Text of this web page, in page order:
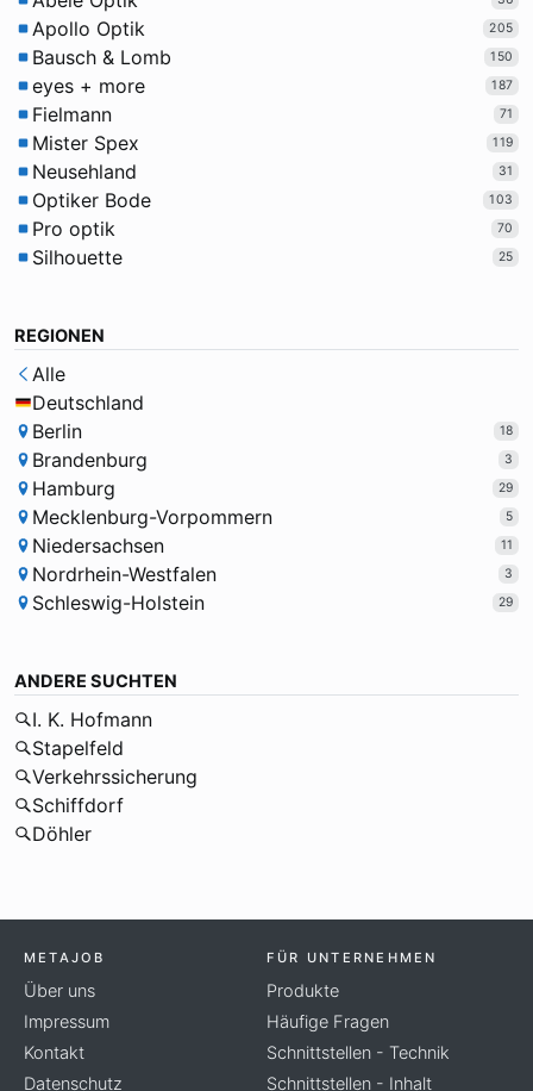
Apollo Optik 205
Bausch & Lomb 150
eyes + more 187
Fielmann 71
Mister Spex 119
Neusehland 31
Optiker Bode 103
Pro optik 70
Silhouette 25
REGIONEN
Alle
Deutschland
Berlin
18
Brandenburg 3
Hamburg 29
Mecklenburg-Vorpommern 5
Niedersachsen 11
Nordrhein-Westfalen 3
Schleswig-Holstein 29
ANDERE SUCHTEN
I. K. Hofmann
Stapelfeld
Verkehrssicherung
Schiffdorf
Döhler
METAJOB
Über uns
Impressum
Kontakt
Datenschutz
FÜR UNTERNEHMEN
Produkte
Häufige Fragen
Schnittstellen - Technik
Schnittstellen - Inhalt